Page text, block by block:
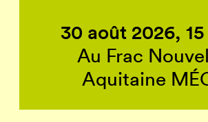
30 août 2026,
Au Frac
Aquitaine